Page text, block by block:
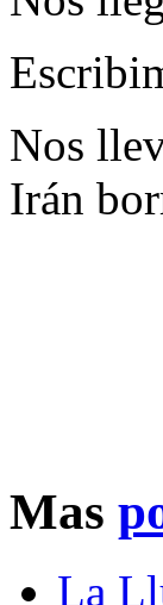
Nos
Irán
Mas
La